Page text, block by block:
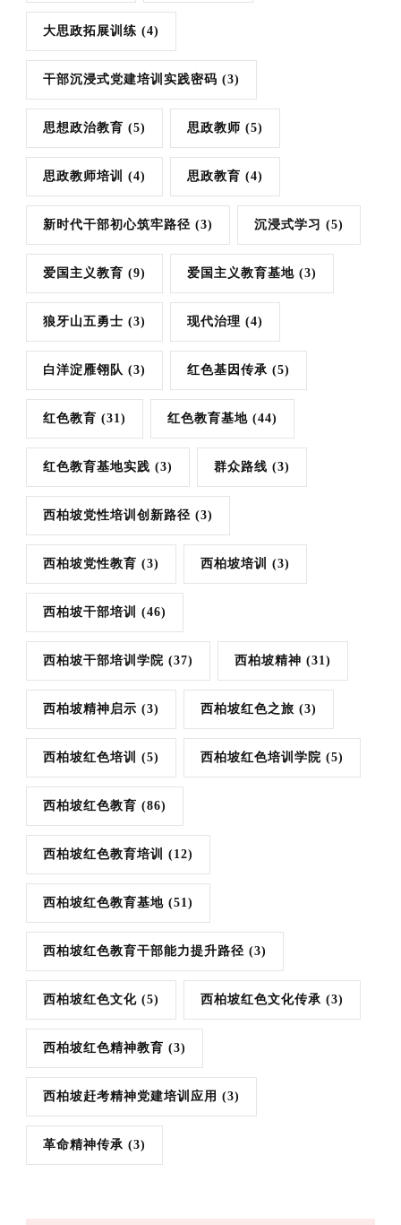
大思政拓展训练 (4)
干部沉浸式党建培训实践密码 (3)
思想政治教育 (5) 思政教师 (5)
思政教师培训 (4) 思政教育 (4)
新时代干部初心筑牢路径 (3) 沉浸式学习 (5)
爱国主义教育 (9) 爱国主义教育基地 (3)
狼牙山五勇士 (3) 现代治理 (4)
白洋淀雁翎队 (3) 红色基因传承 (5)
红色教育 (31) 红色教育基地 (44)
红色教育基地实践 (3) 群众路线 (3)
西柏坡党性培训创新路径 (3)
西柏坡党性教育 (3) 西柏坡培训 (3)
西柏坡干部培训 (46)
西柏坡干部培训学院 (37) 西柏坡精神 (31)
西柏坡精神启示 (3) 西柏坡红色之旅 (3)
西柏坡红色培训 (5) 西柏坡红色培训学院 (5)
西柏坡红色教育 (86)
西柏坡红色教育培训 (12)
西柏坡红色教育基地 (51)
西柏坡红色教育干部能力提升路径 (3)
西柏坡红色文化 (5) 西柏坡红色文化传承 (3)
西柏坡红色精神教育 (3)
西柏坡赶考精神党建培训应用 (3)
革命精神传承 (3)